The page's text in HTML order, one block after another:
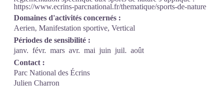
https://www.ecrins-parcnational.fr/thematique/sports-de-nature
Domaines d'activités concernés :
Aerien, Manifestation sportive, Vertical
Périodes de sensibilité :
janv. févr. mars avr. mai juin juil. août
Contact :
Parc National des Écrins
Julien Charron